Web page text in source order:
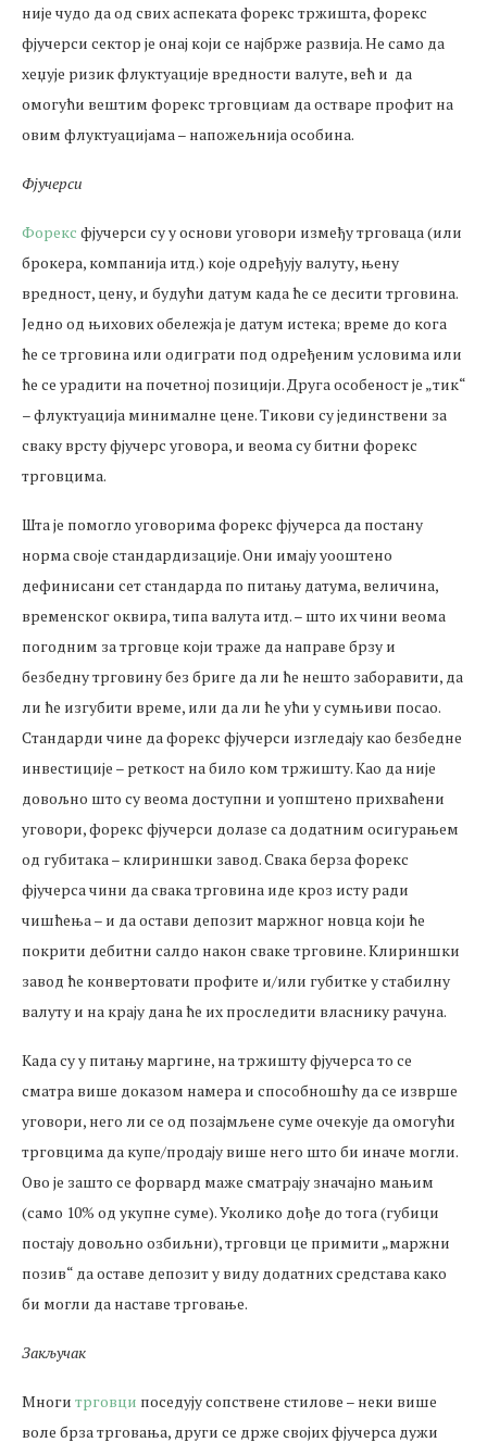
није чудо да од свих аспеката форекс тржишта, форекс
фјучерси сектор је онај који се најбрже развија. Не само да
хеџује ризик флуктуације вредности валуте, већ и да
омогући вештим форекс трговциам да остваре профит на
овим флуктуацијама – напожељнија особина.
Фјучерси
Форекс фјучерси су у основи уговори између трговаца (или
брокера, компанија итд.) које одређују валуту, њену
вредност, цену, и будући датум када ће се десити трговина.
Једно од њихових обележја је датум истека; време до кога
ће се трговина или одиграти под одређеним условима или
ће се урадити на почетној позицији. Друга особеност је „тик“
– флуктуација минималне цене. Тикови су јединствени за
сваку врсту фјучерс уговора, и веома су битни форекс
трговцима.
Шта је помогло уговорима форекс фјучерса да постану
норма своје стандардизације. Они имају уооштено
дефинисани сет стандарда по питању датума, величина,
временског оквира, типа валута итд. – што их чини веома
погодним за трговце који траже да направе брзу и
безбедну трговину без бриге да ли ће нешто заборавити, да
ли ће изгубити време, или да ли ће ући у сумњиви посао.
Стандарди чине да форекс фјучерси изгледају као безбедне
инвестиције – реткост на било ком тржишту. Као да није
довољно што су веома доступни и уопштено прихваћени
уговори, форекс фјучерси долазе са додатним осигурањем
од губитака – клириншки завод. Свака берза форекс
фјучерса чини да свака трговина иде кроз исту ради
чишћења – и да остави депозит маржног новца који ће
покрити дебитни салдо након сваке трговине. Клириншки
завод ће конвертовати профите и/или губитке у стабилну
валуту и на крају дана ће их проследити власнику рачуна.
Када су у питању маргине, на тржишту фјучерса то се
сматра више доказом намера и способношћу да се изврше
уговори, него ли се од позајмљене суме очекује да омогући
трговцима да купе/продају више него што би иначе могли.
Ово је зашто се форвард маже сматрају значајно мањим
(само 10% од укупне суме). Уколико дође до тога (губици
постају довољно озбиљни), трговци це примити „маржни
позив“ да оставе депозит у виду додатних средстава како
би могли да наставе трговање.
Закључак
Многи трговци поседују сопствене стилове – неки више
воле брза трговања, други се држе својих фјучерса дужи